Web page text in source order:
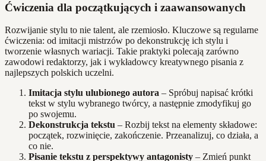
Ćwiczenia dla początkujących i zaawansowanych
Rozwijanie stylu to nie talent, ale rzemiosło. Kluczowe są regularne
ćwiczenia: od imitacji mistrzów po dekonstrukcję ich stylu i
tworzenie własnych wariacji. Takie praktyki polecają zarówno
zawodowi redaktorzy, jak i wykładowcy kreatywnego pisania z
najlepszych polskich uczelni.
Imitacja stylu ulubionego autora – Spróbuj napisać krótki
tekst w stylu wybranego twórcy, a następnie zmodyfikuj go
po swojemu.
Dekonstrukcja tekstu – Rozbij tekst na elementy składowe:
początek, rozwinięcie, zakończenie. Przeanalizuj, co działa, a
co nie.
Pisanie tekstu z perspektywy antagonisty – Zmień punkt